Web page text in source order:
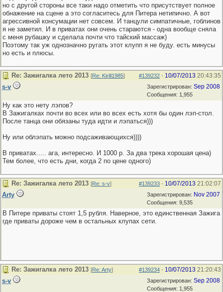
но с другой стороны все таки надо отметить что присутствует полное
обнажение на сцене а это согласитесь для Питера нетипично. А вот
агрессивной консумации нет совсем. И танцули симпатичные, гоблинов
я не заметил. И в приватах они очень стараются - одна вообще сняла
с меня рубашку и сделала почти что тайский массаж)
Поэтому так уж однозначно ругать этот клупп я не буду. есть минусы
но есть и плюсы.
#139232 - 10/07/2013 20:43:35
Re: Зажигалка лето 2013 [Re: Kirill1985]
Зарегистрирован: Sep 2008
Сообщения: 1,955
s-v
Ну как это нету лэпов?
В Зажигалках почти во всех или во всех есть хотя бы один лэп-стол.
После танца они обязаны туда идти и лэпаться)))
Ну или облэпать можно подсаживающихся))))
В приватах..... ага, интересно. И 1000 р. За два трека хорошая цена)
Тем более, что есть дни, когда 2 по цене одного)
#139233 - 10/07/2013 21:02:07
Re: Зажигалка лето 2013 [Re: s-v]
Зарегистрирован: Nov 2007
Сообщения: 9,535
Arty
В Питере приваты стоят 1,5 рубля. Наверное, это единственная Зажига
где приваты дороже чем в остальных клупах сети.
#139234 - 10/07/2013 21:20:43
Re: Зажигалка лето 2013 [Re: Arty]
Зарегистрирован: Sep 2008
Сообщения: 1,955
s-v